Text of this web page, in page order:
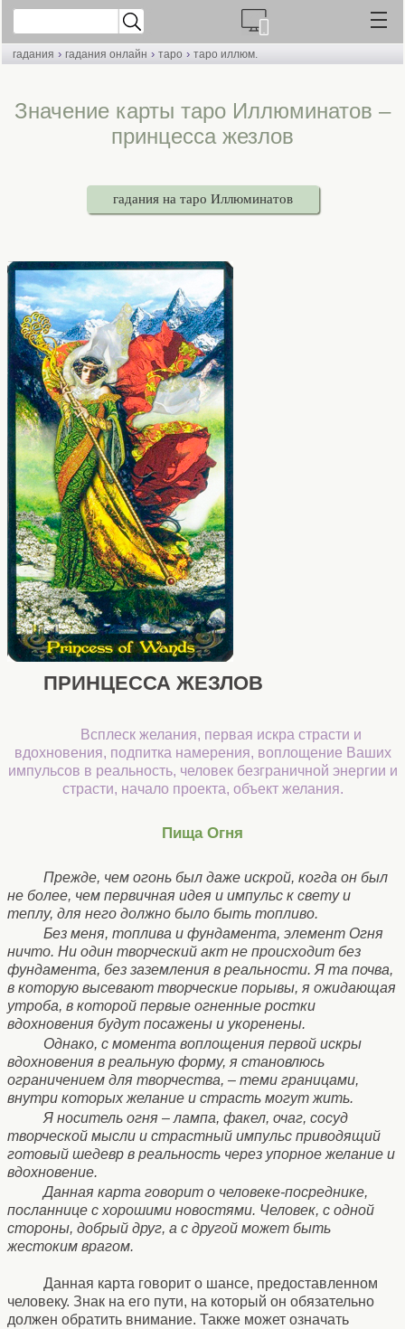
гадания › гадания онлайн › таро › таро иллюм.
Значение карты таро Иллюминатов –
принцесса жезлов
гадания на таро Иллюминатов
ПРИНЦЕССА ЖЕЗЛОВ
Всплеск желания, первая искра страсти и
вдохновения, подпитка намерения, воплощение Ваших
импульсов в реальность, человек безграничной энергии и
страсти, начало проекта, объект желания.
Пища Огня
Прежде, чем огонь был даже искрой, когда он был
не более, чем первичная идея и импульс к свету и
теплу, для него должно было быть топливо.
Без меня, топлива и фундамента, элемент Огня
ничто. Ни один творческий акт не происходит без
фундамента, без заземления в реальности. Я та почва,
в которую высевают творческие порывы, я ожидающая
утроба, в которой первые огненные ростки
вдохновения будут посажены и укоренены.
Однако, с момента воплощения первой искры
вдохновения в реальную форму, я становлюсь
ограничением для творчества, – теми границами,
внутри которых желание и страсть могут жить.
Я носитель огня – лампа, факел, очаг, сосуд
творческой мысли и страстный импульс приводящий
готовый шедевр в реальность через упорное желание и
вдохновение.
Данная карта говорит о человеке-посреднике,
посланнице с хорошими новостями. Человек, с одной
стороны, добрый друг, а с другой может быть
жестоким врагом.
Данная карта говорит о шансе, предоставленном
человеку. Знак на его пути, на который он обязательно
должен обратить внимание. Также может означать